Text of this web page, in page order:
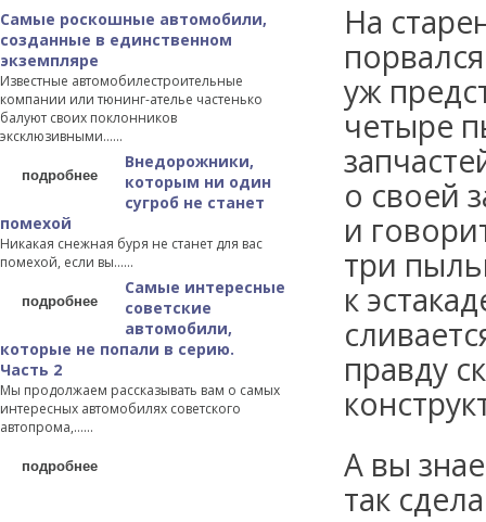
Самые роскошные автомобили,
созданные в единственном
экземпляре
Известные автомобилестроительные
компании или тюнинг-ателье частенько
балуют своих поклонников
эксклюзивными…...
подробнее
Внедорожники,
которым ни один
сугроб не станет
помехой
Никакая снежная буря не станет для вас
помехой, если вы…...
подробнее
Самые интересные
советские
автомобили,
которые не попали в серию.
Часть 2
Мы продолжаем рассказывать вам о самых
интересных автомобилях советского
автопрома,…...
подробнее
На
уж
четыре
о своей
и
три
к
правду
А вы
так